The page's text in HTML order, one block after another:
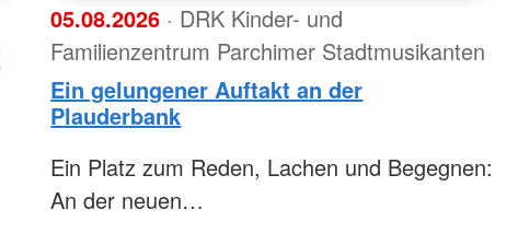
05.08.2026 · DRK Kinder- und
Familienzentrum Parchimer Stadtmusikanten
Ein gelungener Auftakt an der
Plauderbank
Ein Platz zum Reden, Lachen und Begegnen:
An der neuen…